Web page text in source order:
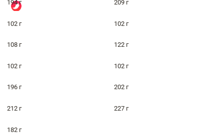
194 г 209 г
102 г 102 г
108 г 122 г
102 г 102 г
196 г 202 г
212 г 227 г
182 г